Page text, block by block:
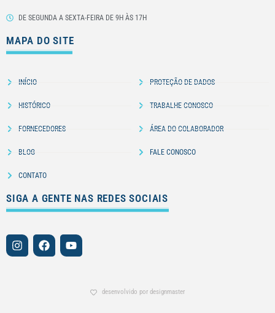
DE SEGUNDA A SEXTA-FEIRA DE 9H ÀS 17H
MAPA DO SITE
INÍCIO
HISTÓRICO
FORNECEDORES
BLOG
CONTATO
PROTEÇÃO DE DADOS
TRABALHE CONOSCO
ÁREA DO COLABORADOR
FALE CONOSCO
SIGA A GENTE NAS REDES SOCIAIS
desenvolvido por designmaster